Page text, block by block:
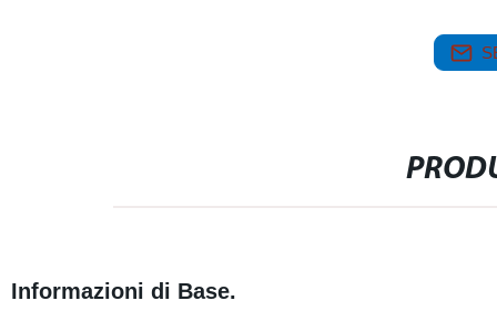
Informazioni di Base.